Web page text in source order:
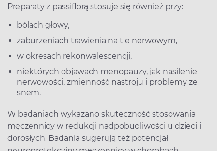
Preparaty z passiflorą stosuje się również przy:
bólach głowy,
zaburzeniach trawienia na tle nerwowym,
w okresach rekonwalescencji,
niektórych objawach menopauzy, jak nasilenie
nerwowości, zmienność nastroju i problemy ze
snem.
W badaniach wykazano skuteczność stosowania
męczennicy w redukcji nadpobudliwości u dzieci i
dorosłych. Badania sugerują też potencjał